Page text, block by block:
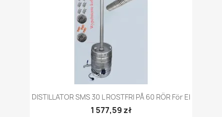
DISTILLATOR SMS 30 L ROSTFRI PÅ 60 RÖR För El
1 577,59 zł